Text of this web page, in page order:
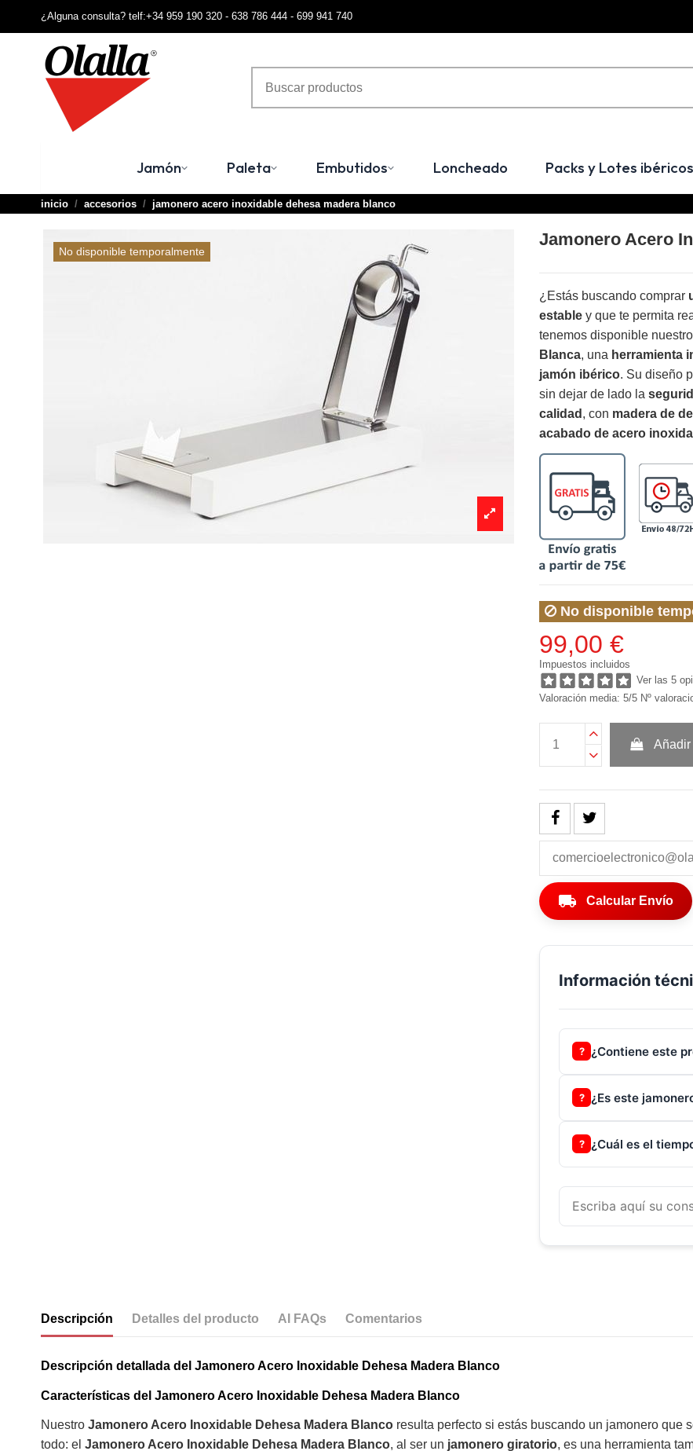
¿Alguna consulta? telf:+34 959 190 320 - 638 786 444 - 699 941 740
Jamón Paleta Embutidos Loncheado Packs y Lotes ibéricos
inicio accesorios jamonero acero inoxidable dehesa madera blanco
No disponible temporalmente
Jamonero Acero
¿Estás buscando comprar
estable y que te permita
tenemos disponible
Blanca, una herramienta
jamón ibérico. Su diseño
sin dejar de lado la
calidad , con madera de
acabado de acero
No disponible
99,00 €
Impuestos incluidos
Ver las 5
Valoración media: 5/5 Nº
Añadir
local_shipping Calcular Envío
Información
? ¿Contiene este
? ¿Es este
? ¿Cuál es el
Descripción Detalles del producto AI FAQs Comentarios
Descripción detallada del Jamonero Acero Inoxidable Dehesa Madera Blanco
Características del Jamonero Acero Inoxidable Dehesa Madera Blanco
Nuestro Jamonero Acero Inoxidable Dehesa Madera Blanco resulta perfecto si estás buscando un jamonero que
todo: el Jamonero Acero Inoxidable Dehesa Madera Blanco, al ser un jamonero giratorio, es una herramienta
Terminal de consulta
Jamonero Acero Inoxidable Dehesa Madera